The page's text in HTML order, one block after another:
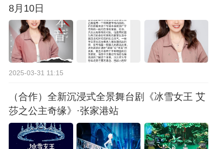
8月10日
2025-03-31 11:15
（合作）全新沉浸式全景舞台剧《冰雪女王 艾
莎之公主奇缘》·张家港站